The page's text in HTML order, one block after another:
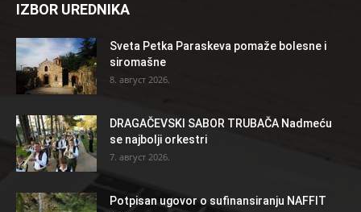
IZBOR UREDNIKA
Sveta Petka Paraskeva pomaže bolesne i
siromašne
8. август 2026.
DRAGAČEVSKI SABOR TRUBAČA Nadmeću
se najbolji orkestri
7. август 2026.
Potpisan ugovor o sufinansiranju NAFFIT